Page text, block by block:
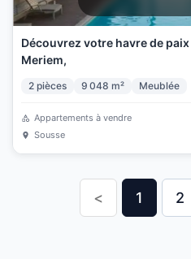
Découvrez votre havre de
Meriem,
2 pièces 9 048 m² Meublée
Appartements à vendre
Sousse
< 1 2